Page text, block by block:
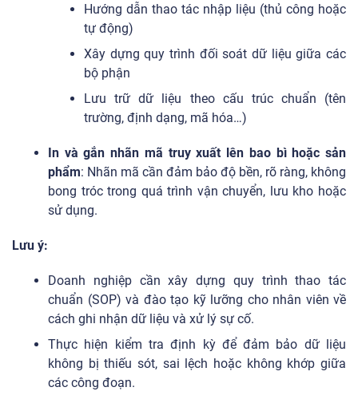
Hướng dẫn thao tác nhập liệu (thủ công hoặc
tự động)
Xây dựng quy trình đối soát dữ liệu giữa các
bộ phận
Lưu trữ dữ liệu theo cấu trúc chuẩn (tên
trường, định dạng, mã hóa…)
In và gắn nhãn mã truy xuất lên bao bì hoặc sản
phẩm: Nhãn mã cần đảm bảo độ bền, rõ ràng, không
bong tróc trong quá trình vận chuyển, lưu kho hoặc
sử dụng.
Lưu ý:
Doanh nghiệp cần xây dựng quy trình thao tác
chuẩn (SOP) và đào tạo kỹ lưỡng cho nhân viên về
cách ghi nhận dữ liệu và xử lý sự cố.
Thực hiện kiểm tra định kỳ để đảm bảo dữ liệu
không bị thiếu sót, sai lệch hoặc không khớp giữa
các công đoạn.